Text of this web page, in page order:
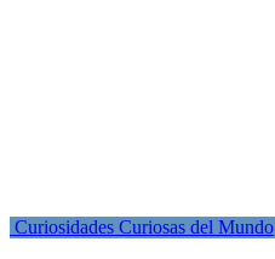
Curiosidades Curiosas del Mundo